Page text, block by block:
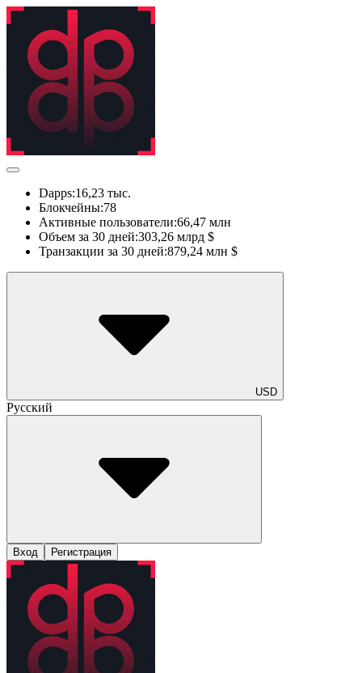
Dapps:16,23 тыс.
Блокчейны:78
Активные пользователи:66,47 млн
Объем за 30 дней:303,26 млрд $
Транзакции за 30 дней:879,24 млн $
USD
Русский
Вход Регистрация